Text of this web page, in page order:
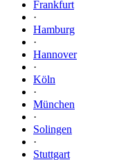
Frankfurt
·
Hamburg
·
Hannover
·
Köln
·
München
·
Solingen
·
Stuttgart